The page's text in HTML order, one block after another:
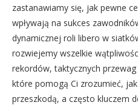
zastanawiamy się, jak pewne
wpływają na sukces
dynamicznej roli libero w
rozwiejemy wszelkie
rekordów, taktycznych
które pomogą Ci zrozumieć,
przeszkodą, a często kluczem